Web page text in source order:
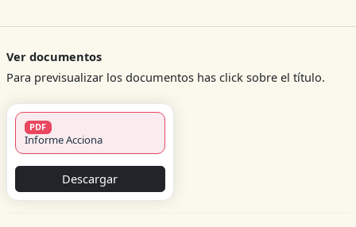
Ver documentos
Para previsualizar los documentos has click sobre el título.
PDF
Informe Acciona
Descargar